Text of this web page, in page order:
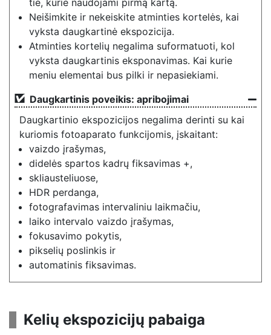
tie, kurie naudojami pirmą kartą.
Neišimkite ir nekeiskite atminties kortelės, kai
vyksta daugkartinė ekspozicija.
Atminties kortelių negalima suformatuoti, kol
vyksta daugkartinis eksponavimas. Kai kurie
meniu elementai bus pilki ir nepasiekiami.
Daugkartinis poveikis: apribojimai
Daugkartinio ekspozicijos negalima derinti su kai
kuriomis fotoaparato funkcijomis, įskaitant:
vaizdo įrašymas,
didelės spartos kadrų fiksavimas +,
skliausteliuose,
HDR perdanga,
fotografavimas intervaliniu laikmačiu,
laiko intervalo vaizdo įrašymas,
fokusavimo pokytis,
pikselių poslinkis ir
automatinis fiksavimas.
Kelių ekspozicijų pabaiga